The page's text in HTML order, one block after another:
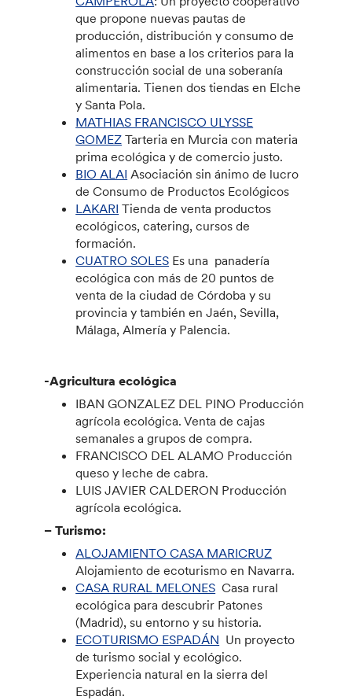
que propone nuevas pautas de
producción, distribución y consumo de
alimentos en base a los criterios para la
construcción social de una soberanía
alimentaria. Tienen dos tiendas en Elche
y Santa Pola.
MATHIAS FRANCISCO ULYSSE
GOMEZ Tarteria en Murcia con materia
prima ecológica y de comercio justo.
BIO ALAI Asociación sin ánimo de lucro
de Consumo de Productos Ecológicos
LAKARI Tienda de venta productos
ecológicos, catering, cursos de
formación.
CUATRO SOLES Es una panadería
ecológica con más de 20 puntos de
venta de la ciudad de Córdoba y su
provincia y también en Jaén, Sevilla,
Málaga, Almería y Palencia.
-Agricultura ecológica
IBAN GONZALEZ DEL PINO Producción
agrícola ecológica. Venta de cajas
semanales a grupos de compra.
FRANCISCO DEL ALAMO Producción
queso y leche de cabra.
LUIS JAVIER CALDERON Producción
agrícola ecológica.
– Turismo:
ALOJAMIENTO CASA MARICRUZ
Alojamiento de ecoturismo en Navarra.
CASA RURAL MELONES Casa rural
ecológica para descubrir Patones
(Madrid), su entorno y su historia.
ECOTURISMO ESPADÁN Un proyecto
de turismo social y ecológico.
Experiencia natural en la sierra del
Espadán.